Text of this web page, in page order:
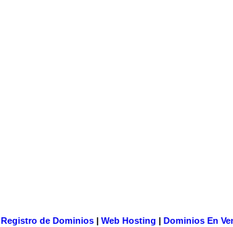
Registro de Dominios| Web Hosting | Dominios En